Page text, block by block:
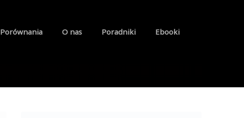
Porównania O nas Poradniki Ebooki